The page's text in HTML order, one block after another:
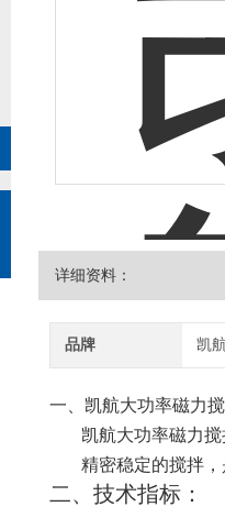
详细资料：
品牌 凯
一、 凯航大功率磁力
凯航大功率磁力搅
精密稳定的搅拌，
二、技术指标：